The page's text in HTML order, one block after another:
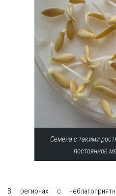
Семена с такими
постоянное
В регионах с